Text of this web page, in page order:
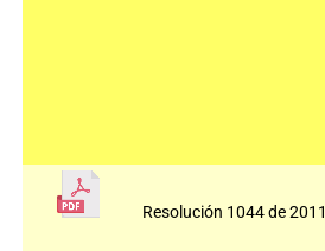
Resolución 1044 de 2011